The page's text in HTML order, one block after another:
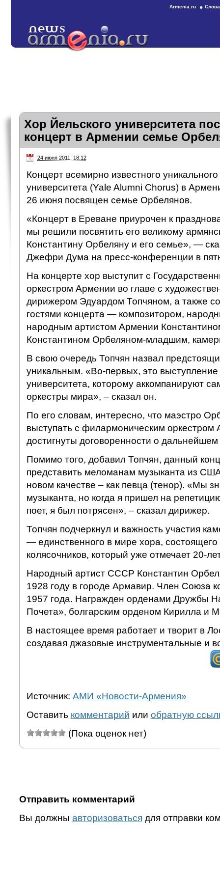
Armenia.ru
Хор Йельского университета
концерт в Армении семье
24 июня 2011, 18:12
Концерт всемирно известного
университета (Yale Alumni Chorus) в
26 июня посвящен семье Орбелянов.
«Концерт в Ереване приурочен к
мы решили посвятить его великому
Константину Орбеляну и его семье», —
Джефри Дума на пресс-конференции в
На концерте хор выступит с
оркестром Армении во главе с
дирижером Эдуардом Топчяном, а также
гостями концерта — композитором,
народным артистом Армении
Константином Орбеляном-младшим,
В свою очередь Топчян назвал
уникальным. «Во-первых, это выступление
университета, которому аккомпанируют
оркестры мира», – сказал он.
По его словам, интересно, что маэстро
выступать с филармоническим оркестром
достигнуты договоренности о дальнейшем
Помимо того, добавил Топчян, данный
представить меломанам музыканта из
новом качестве – как певца (тенор). «Мы
музыканта, но когда я пришел на
поет, я был потрясен», – сказал дирижер.
Топчян подчеркнул и важность участия
— единственного в мире хора, состоящего
колясочников, который уже отмечает 20-
Народный артист СССР Константин
1928 году в городе Армавир. Член Союза
1957 года. Награжден орденами Дружбы
Почета», болгарским орденом Кирилла и
В настоящее время работает и творит в
создавая джазовые инструментальные и
Источник: АМИ «Новости-Армения»
Оставить комментарий или обратную
(Пока оценок нет)
Отправить комментарий
Вы должны авторизоваться для отправки